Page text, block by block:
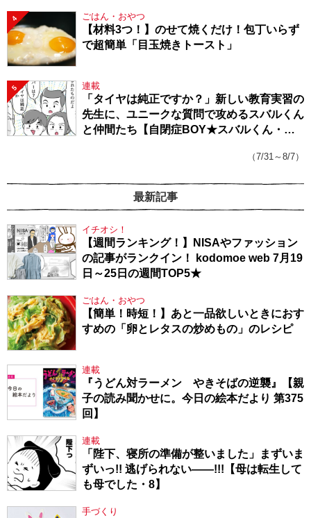
4 ごはん・おやつ
【材料3つ！】のせて焼くだけ！包丁いらず
で超簡単「目玉焼きトースト」
5 連載
「タイヤは純正ですか？」新しい教育実習の
先生に、ユニークな質問で攻めるスバルくん
と仲間たち【自閉症BOY★スバルくん・
（7/31～8/7）
最新記事
イチオシ！
【週間ランキング！】NISAやファッション
の記事がランクイン！ kodomoe web 7月19
日～25日の週間TOP5★
ごはん・おやつ
【簡単！時短！】あと一品欲しいときにおす
すめの「卵とレタスの炒めもの」のレシピ
連載
『うどん対ラーメン やきそばの逆襲』【親
子の読み聞かせに。今日の絵本だより 第375
回】
連載
「陛下、寝所の準備が整いました」まずいま
ずいっ!! 逃げられない――!!!【母は転生して
も母でした・8】
手づくり